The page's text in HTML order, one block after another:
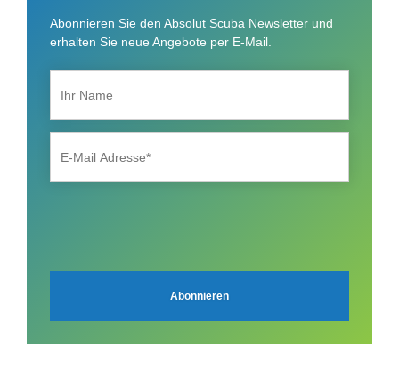
Abonnieren Sie den Absolut Scuba Newsletter und
erhalten Sie neue Angebote per E-Mail.